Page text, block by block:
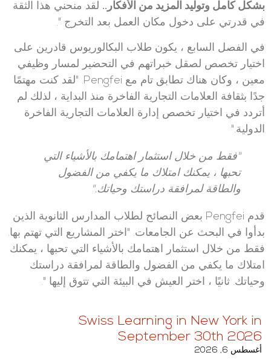
بشكل كامل وتوليد المزيد من الأفكار.. لقد منحني هذا الثقة
في قدرتي على دخول مكان العمل بعد التخرج ".
في الفصل السابع ، يكون طلاب البكالوريوس قادرين على
اختيار تخصص لصقل خبراتهم في التحضير لمسار وظيفي
معين ، وكان هناك تطابق تام مع Pengfei. "لقد كنت مهتمًا
جدًا بثقافة العلامات التجارية الفاخرة منذ البداية ، لذلك لم
أتردد في اختيار تخصص إدارة العلامات التجارية الفاخرة
الدولية."
"فقط من خلال استثمار اهتمامك بالأشياء التي
تحبها ، يمكنك امتلاك ما يكفي من الفضول
والطاقة لمرافقة دراستك وحياتك."
قدم Pengfei بعض النصائح لطلاب المدارس الثانوية الذين
بدأوا في البحث عن الجامعات. "اختر المشاريع التي تهتم بها.
فقط من خلال استثمار اهتمامك بالأشياء التي تحبها ، يمكنك
امتلاك ما يكفي من الفضول والطاقة لمرافقة دراستك
وحياتك. ثانيًا ، اختر العيش في البيئة التي تتوق إليها ".
Swiss Learning in New York in
September 30th 2026
أغسطس 6, 2026